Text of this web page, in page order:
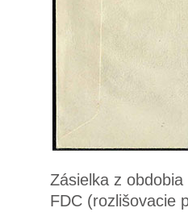
Zásielka z
FDC (rozlišovacie